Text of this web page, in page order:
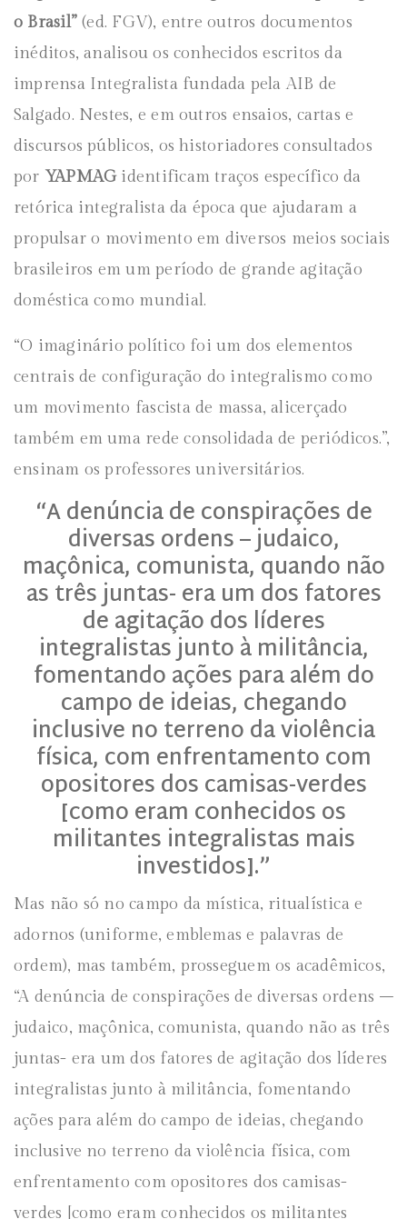
o Brasil” (ed. FGV), entre outros documentos
inéditos, analisou os conhecidos escritos da
imprensa Integralista fundada pela AIB de
Salgado. Nestes, e em outros ensaios, cartas e
discursos públicos, os historiadores consultados
por YAPMAG identificam traços específico da
retórica integralista da época que ajudaram a
propulsar o movimento em diversos meios sociais
brasileiros em um período de grande agitação
doméstica como mundial.
“O imaginário político foi um dos elementos
centrais de configuração do integralismo como
um movimento fascista de massa, alicerçado
também em uma rede consolidada de periódicos.”,
ensinam os professores universitários.
“A denúncia de conspirações de
diversas ordens – judaico,
maçônica, comunista, quando não
as três juntas- era um dos fatores
de agitação dos líderes
integralistas junto à militância,
fomentando ações para além do
campo de ideias, chegando
inclusive no terreno da violência
física, com enfrentamento com
opositores dos camisas-verdes
[como eram conhecidos os
militantes integralistas mais
investidos].”
Mas não só no campo da mística, ritualística e
adornos (uniforme, emblemas e palavras de
ordem), mas também, prosseguem os acadêmicos,
“A denúncia de conspirações de diversas ordens –
judaico, maçônica, comunista, quando não as três
juntas- era um dos fatores de agitação dos líderes
integralistas junto à militância, fomentando
ações para além do campo de ideias, chegando
inclusive no terreno da violência física, com
enfrentamento com opositores dos camisas-
verdes [como eram conhecidos os militantes